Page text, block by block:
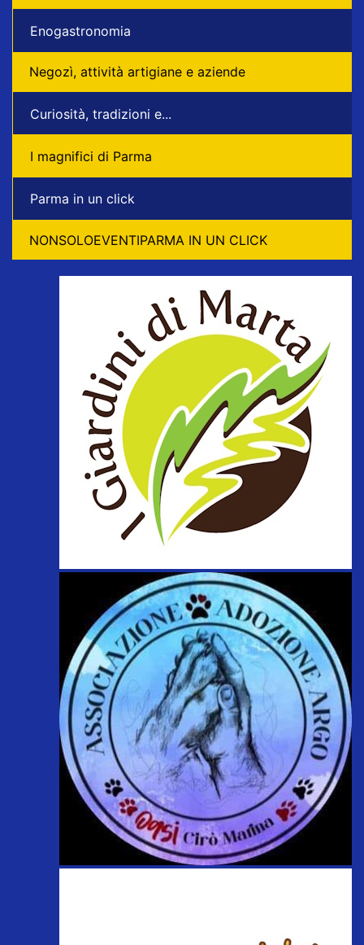
Enogastronomia
Negozì, attività artigiane e aziende
Curiosità, tradizioni e...
I magnifici di Parma
Parma in un click
NONSOLOEVENTIPARMA IN UN CLICK